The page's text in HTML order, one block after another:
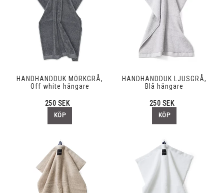
HANDHANDDUK MÖRKGRÅ,
Off white hängare
250 SEK
KÖP
HANDHANDDUK LJUSGRÅ,
Blå hängare
250 SEK
KÖP